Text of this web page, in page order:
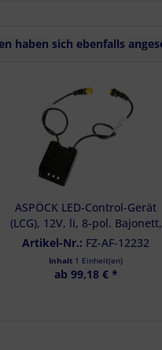
haben sich ebenfalls
ASPÖCK LED-Control-Gerät
(LCG), 12V, li, 8-pol. Bajonett,
je 0,85m,OEM - 75-0352-007
Artikel-Nr.: FZ-AF-12232
Inhalt 1 Einheit(en)
ab 99,18 € *
Messung der Performance von
Analyse von Zielgruppen durch
Besondere Features:
Verwendung genauer
Endgeräteeigenschaften zur